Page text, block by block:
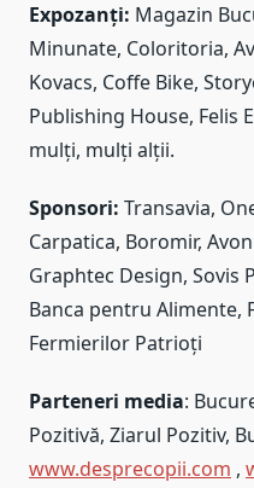
Expozanți: Magazin
Minunate, Coloritoria,
Kovacs, Coffe Bike,
Publishing House, Felis
mulți, mulți alții.
Sponsori: Transavia,
Carpatica, Boromir,
Graphtec Design, Sovis
Banca pentru Alimente,
Fermierilor Patrioți
Parteneri media:
Pozitivă, Ziarul Pozitiv,
www.desprecopii.com ,